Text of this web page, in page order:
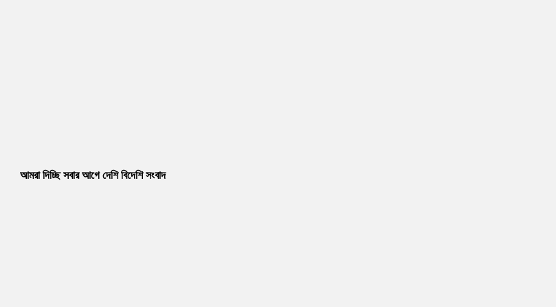
আমরা দিচ্ছি সবার আগে দেশি বিদেশি সংবাদ